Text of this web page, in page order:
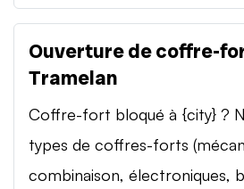
Ouverture de coffre-
Tramelan
Coffre-fort bloqué à {city} ?
types de coffres-forts
combinaison, électroniques,